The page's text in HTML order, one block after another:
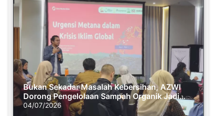
Bukan Sekadar Masalah Kebersihan, AZWI
Dorong Pengelolaan Sampah Organik Jadi
Solusi Krisis Iklim
04/07/2026